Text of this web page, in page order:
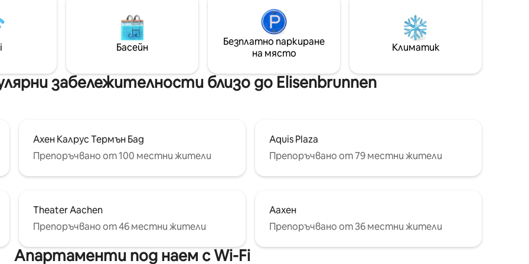
разположена в
до прекрасното Нинглинспо
Амблев, осигурявайки
пътеки наблизо и
Ардени!
модерна кухня, шикозна баня с
прозорци и обзаведена тераса.
Частните вещи са сведени до
минимум. На 5 минути пеша от
Еврогрес или Тиволи, на 15 минути от
Wi - Fi. Намираме се на 12 км от
Дурбуй и на 35 км от Франкоршамп.
Настаняването е от 16:00 ч.
нататък, а освобождаването е след
Басейн
Безплатно паркиране
на място
Климатик
забележителности близо до Elisenbrunnen
Ахен Калрус Термън Бад
Препоръчвано от 100 местни жители
Aquis Plaza
Препоръчвано от 79 местни жители
Theater Aachen
Препоръчвано от 46 местни жители
Аахен
Препоръчвано от 36 местни жители
Апартаменти под наем с Wi-Fi